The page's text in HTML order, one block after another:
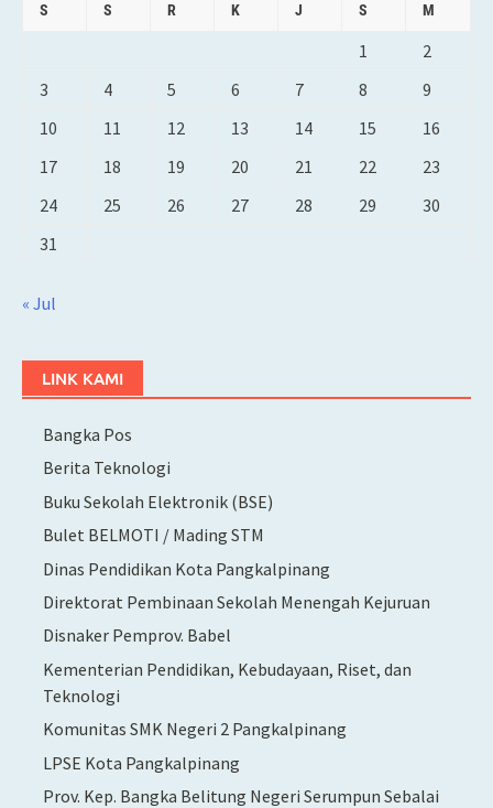
S S R K J S M
1
2
3
4 5 6 7 8
9
10
11 12 13 14 15
16
17
18 19 20 21 22
23
24
25 26 27 28 29
30
31
« Jul
LINK KAMI
Bangka Pos
Berita Teknologi
Buku Sekolah Elektronik (BSE)
Bulet BELMOTI / Mading STM
Dinas Pendidikan Kota Pangkalpinang
Direktorat Pembinaan Sekolah Menengah Kejuruan
Disnaker Pemprov. Babel
Kementerian Pendidikan, Kebudayaan, Riset, dan
Teknologi
Komunitas SMK Negeri 2 Pangkalpinang
LPSE Kota Pangkalpinang
Prov. Kep. Bangka Belitung Negeri Serumpun Sebalai